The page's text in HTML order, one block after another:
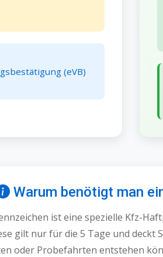
(eVB)
Warum benötigt man
ist eine spezielle Kfz-
gilt nur für die 5 Tage und deckt
oder Probefahrten entstehen